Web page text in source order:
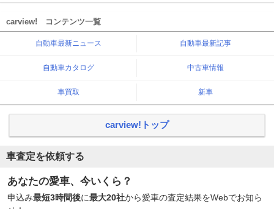
carview! コンテンツ一覧
自動車最新ニュース 自動車最新記事
自動車カタログ 中古車情報
車買取 新車
carview!トップ
車査定を依頼する
あなたの愛車、今いくら？
申込み最短3時間後に最大20社から愛車の査定結果をWebでお知ら